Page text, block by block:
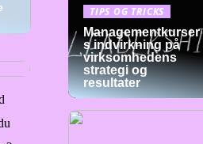
TIPS OG TRICKS
Managementkurser
s indvirkning på
virksomhedens
strategi og
resultater